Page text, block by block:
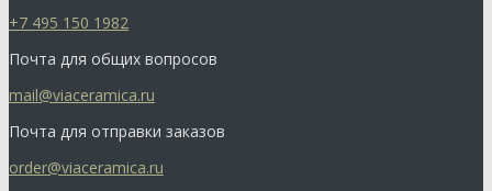
+7 495 150 1982
Почта для общих вопросов
mail@viaceramica.ru
Почта для отправки заказов
order@viaceramica.ru